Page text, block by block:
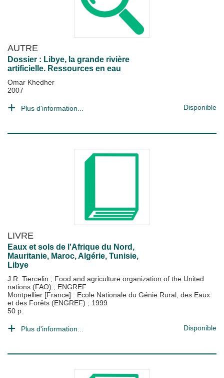
AUTRE
Dossier : Libye, la grande rivière
artificielle. Ressources en eau
Omar Khedher
2007
Plus d'information... Disponible
LIVRE
Eaux et sols de l'Afrique du Nord,
Mauritanie, Maroc, Algérie, Tunisie,
Libye
J.R. Tiercelin ; Food and agriculture organization of the United
nations (FAO) ; ENGREF
Montpellier [France] : Ecole Nationale du Génie Rural, des Eaux
et des Forêts (ENGREF) ; 1999
50 p.
Plus d'information... Disponible